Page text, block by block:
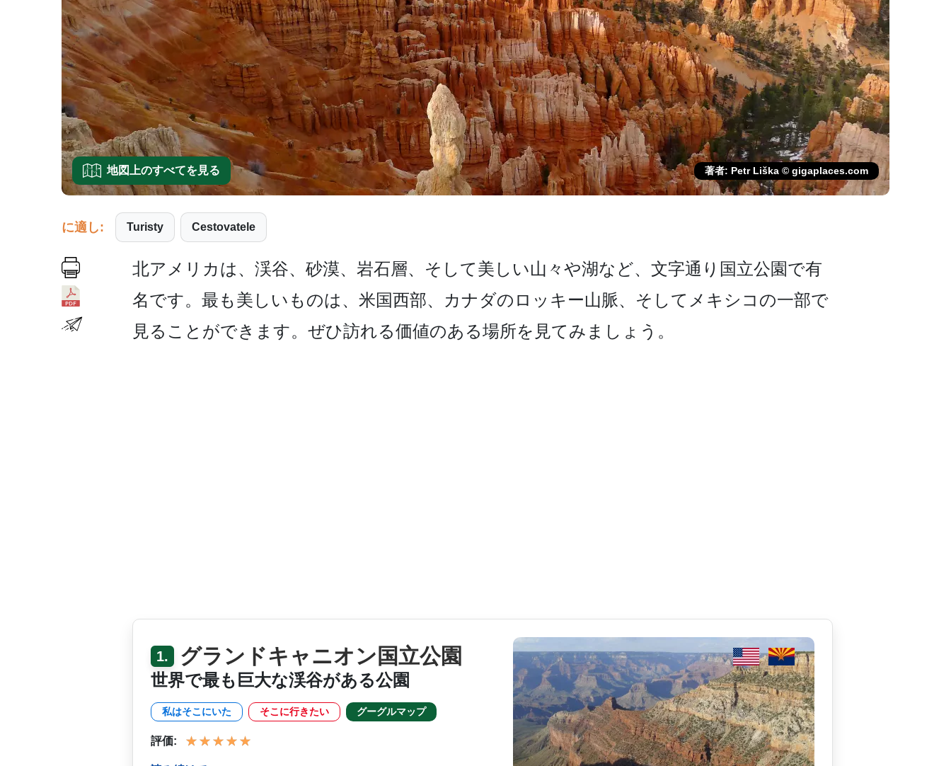
地図上のすべてを見る 著者: Petr Liška © gigaplaces.com
に適し: Turisty Cestovatele
北アメリカは、渓谷、砂漠、­岩石層、そして美しい山々や湖など、文字通り国立公­園で有
名です。最も美しいものは、米国西部、カナダ­のロッキー山脈、そしてメキシコの一部で
見ることが­できます。ぜひ訪れる価値のある場所を見てみましょ­う。
1. グランドキャニオン国立公園
世界で最も巨大な渓谷がある公園
私はそこにいた そこに行きたい グーグルマップ
評価: